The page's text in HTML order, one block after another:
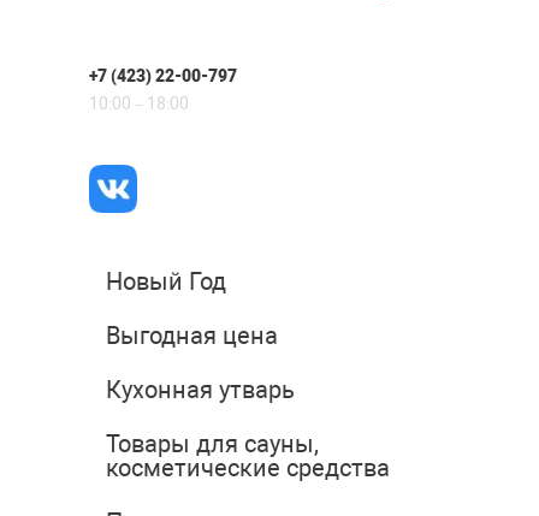
+7 (423) 22-00-797
10:00 – 18:00
Новый Год
Выгодная цена
Кухонная утварь
Товары для сауны,
косметические средства